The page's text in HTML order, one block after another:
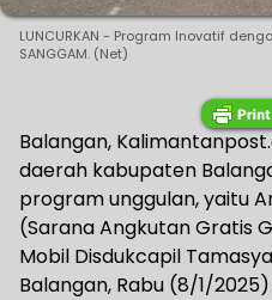
LUNCURKAN - Program Inovatif
SANGGAM. (Net)
Balangan,
daerah kabupaten
program unggulan, yaitu
(Sarana Angkutan Gratis
Mobil Disdukcapil
Balangan, Rabu (8/1/